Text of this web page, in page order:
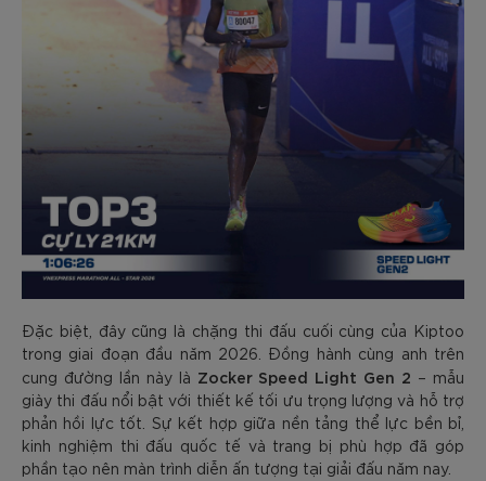
Đặc biệt, đây cũng là chặng thi đấu cuối cùng của Kiptoo
trong giai đoạn đầu năm 2026. Đồng hành cùng anh trên
cung đường lần này là Zocker Speed Light Gen 2 – mẫu
giày thi đấu nổi bật với thiết kế tối ưu trọng lượng và hỗ trợ
phản hồi lực tốt. Sự kết hợp giữa nền tảng thể lực bền bỉ,
kinh nghiệm thi đấu quốc tế và trang bị phù hợp đã góp
phần tạo nên màn trình diễn ấn tượng tại giải đấu năm nay.